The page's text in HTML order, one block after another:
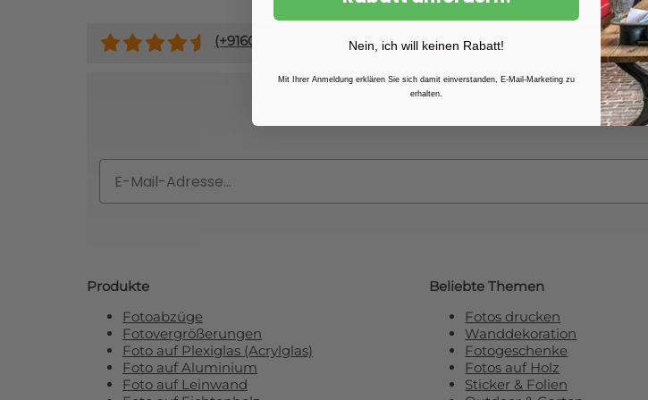
(+9160
Abonnieren Sie unseren Newsletter
Produkte
Fotoabzüge
Fotovergrößerungen
Foto auf Plexiglas (Acrylglas)
Foto auf Aluminium
Foto auf Leinwand
Beliebte Themen
Fotos drucken
Wanddekoration
Fotogeschenke
Fotos auf Holz
Sticker & Folien
Nein, ich will keinen Rabatt!
Mit Ihrer Anmeldung erklären Sie sich damit einverstanden, E-Mail-Marketing zu
erhalten.